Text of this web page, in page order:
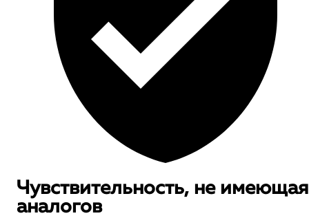
Чувствительность, не имеющая
аналогов